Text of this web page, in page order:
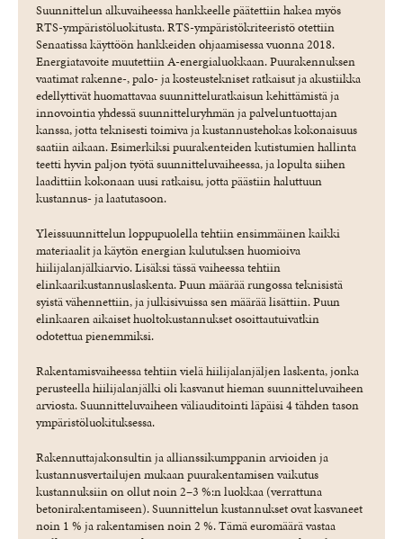
Suunnittelun alkuvaiheessa hankkeelle päätettiin hakea myös
RTS-ympäristöluokitusta. RTS-ympäristökriteeristö otettiin
Senaatissa käyttöön hankkeiden ohjaamisessa vuonna 2018.
Energiatavoite muutettiin A-energialuokkaan. Puurakennuksen
vaatimat rakenne-, palo- ja kosteustekniset ratkaisut ja akustiikka
edellyttivät huomattavaa suunnitteluratkaisun kehittämistä ja
innovointia yhdessä suunnitteluryhmän ja palveluntuottajan
kanssa, jotta teknisesti toimiva ja kustannustehokas kokonaisuus
saatiin aikaan. Esimerkiksi puurakenteiden kutistumien hallinta
teetti hyvin paljon työtä suunnitteluvaiheessa, ja lopulta siihen
laadittiin kokonaan uusi ratkaisu, jotta päästiin haluttuun
kustannus- ja laatutasoon.
Yleissuunnittelun loppupuolella tehtiin ensimmäinen kaikki
materiaalit ja käytön energian kulutuksen huomioiva
hiilijalanjälkiarvio. Lisäksi tässä vaiheessa tehtiin
elinkaarikustannuslaskenta. Puun määrää rungossa teknisistä
syistä vähennettiin, ja julkisivuissa sen määrää lisättiin. Puun
elinkaaren aikaiset huoltokustannukset osoittautuivatkin
odotettua pienemmiksi.
Rakentamisvaiheessa tehtiin vielä hiilijalanjäljen laskenta, jonka
perusteella hiilijalanjälki oli kasvanut hieman suunnitteluvaiheen
arviosta. Suunnitteluvaiheen väliauditointi läpäisi 4 tähden tason
ympäristöluokituksessa.
Rakennuttajakonsultin ja allianssikumppanin arvioiden ja
kustannusvertailujen mukaan puurakentamisen vaikutus
kustannuksiin on ollut noin 2–3 %:n luokkaa (verrattuna
betonirakentamiseen). Suunnittelun kustannukset ovat kasvaneet
noin 1 % ja rakentamisen noin 2 %. Tämä euromäärä vastaa